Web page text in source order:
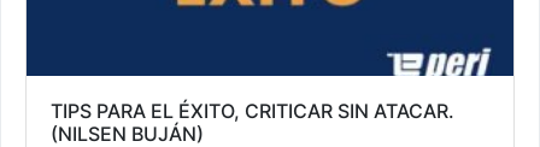
TIPS PARA EL ÉXITO, CRITICAR SIN ATACAR.
(NILSEN BUJÁN)